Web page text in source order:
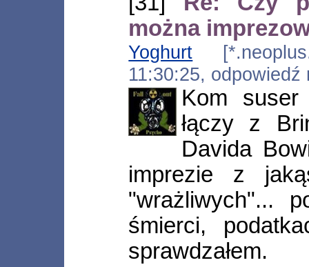
można
Yoghurt
11:30:25,
Kom
łączy z
Davida
imprezie z
"wrażliwych"...
śmierci,
sprawdzałem.